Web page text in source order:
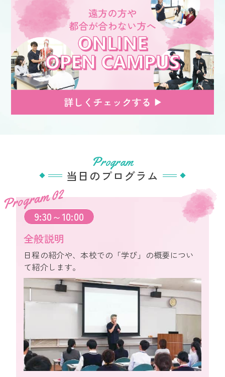
Program
当日のプログラム
Program 02
9:30～10:00
全般説明
日程の紹介や、本校での「学び」の概要につい
て紹介します。